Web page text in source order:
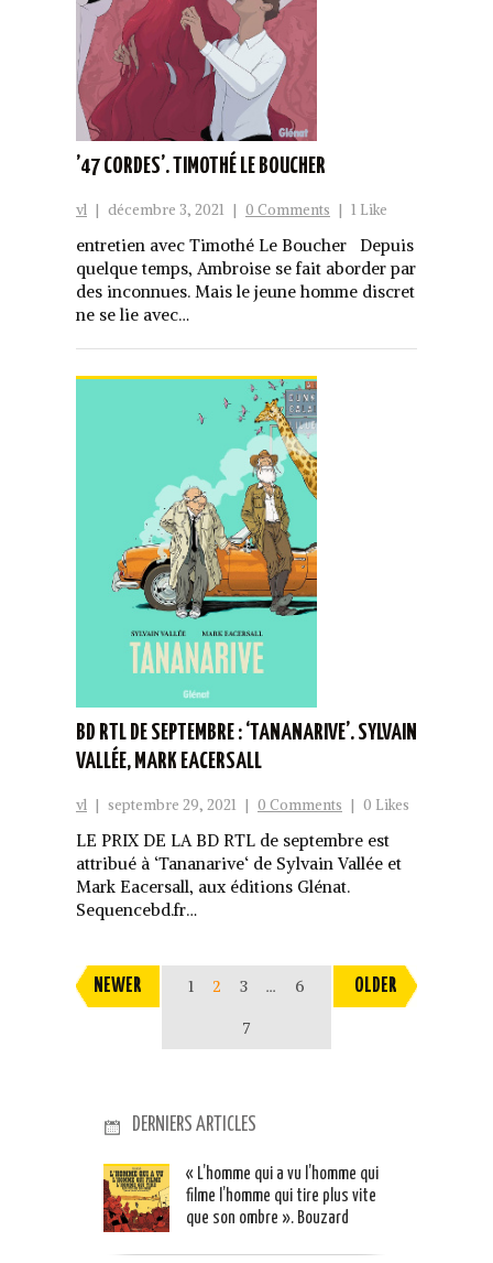
’47 CORDES’. TIMOTHÉ LE BOUCHER
vl | décembre 3, 2021 | 0 Comments | 1 Like
entretien avec Timothé Le Boucher Depuis
quelque temps, Ambroise se fait aborder par
des inconnues. Mais le jeune homme discret
ne se lie avec…
BD RTL DE SEPTEMBRE : ‘TANANARIVE’. SYLVAIN
VALLÉE, MARK EACERSALL
vl | septembre 29, 2021 | 0 Comments | 0 Likes
LE PRIX DE LA BD RTL de septembre est
attribué à ‘Tananarive‘ de Sylvain Vallée et
Mark Eacersall, aux éditions Glénat.
Sequencebd.fr…
NEWER 1 2 3 … 6
7
OLDER
DERNIERS ARTICLES
« L’homme qui a vu l’homme qui
filme l’homme qui tire plus vite
que son ombre ». Bouzard